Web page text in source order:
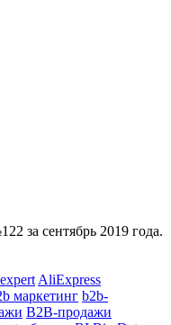
за сентябрь 2019 года.
AliExpress
маркетинг b2b-
B2B-продажи